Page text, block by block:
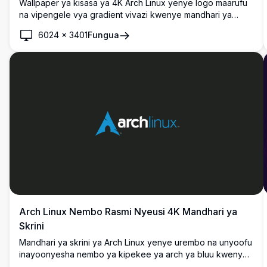
Wallpaper ya kisasa ya 4K Arch Linux yenye logo maarufu
na vipengele vya gradient vivazi kwenye mandhari ya
mviringo na umbo zenye rangi, kamili kwa mandhari ya
desktop na simu.
6024 × 3401Fungua
Arch Linux Nembo Rasmi Nyeusi 4K Mandhari ya
Skrini
Mandhari ya skrini ya Arch Linux yenye urembo na unyoofu
inayoonyesha nembo ya kipekee ya arch ya bluu kwenye